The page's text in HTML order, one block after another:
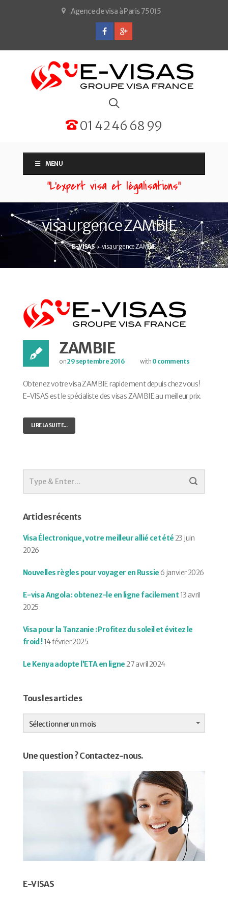
Agence de visa à Paris 75015
01 42 46 68 99
MENU
“L'expert visa et légalisations”
visa urgence ZAMBIE
E-VISAS visa urgence ZAMBIE
ZAMBIE
on29 septembre 2016 with 0 comments
Obtenez votre visa ZAMBIE rapidement depuis chez vous !
E-VISAS est le spécialiste des visas ZAMBIE au meilleur prix.
LIRE LA SUITE...
Articles récents
Visa Électronique, votre meilleur allié cet été23 juin
2026
Nouvelles règles pour voyager en Russie 6 janvier 2026
E-visa Angola : obtenez-le en ligne facilement 13 avril
2025
Visa pour la Tanzanie : Profitez du soleil et évitez le
froid !14 février 2025
Le Kenya adopte l’ETA en ligne27 avril 2024
Tous les articles
Tous
les
articles
Sélectionner un mois
Une question ? Contactez-nous.
E-VISAS